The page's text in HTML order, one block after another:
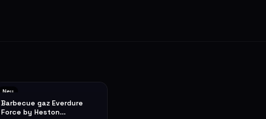
Neu
Barbecue gaz Everdure
Force by Heston